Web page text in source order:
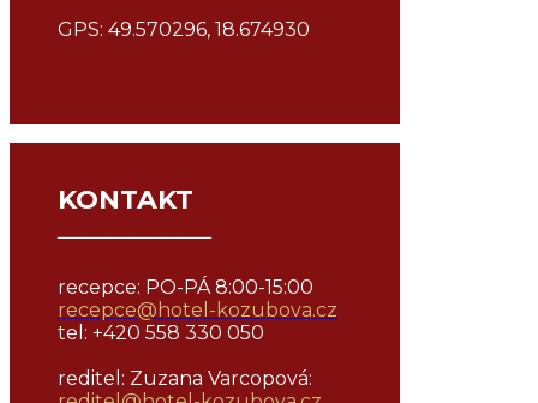
GPS: 49.570296, 18.674930
KONTAKT
¯¯¯¯¯¯¯¯¯¯¯¯¯¯¯¯
recepce: PO-PÁ 8:00-15:00
recepce@hotel-kozubova.cz
tel: +420 558 330 050
reditel: Zuzana Varcopová: